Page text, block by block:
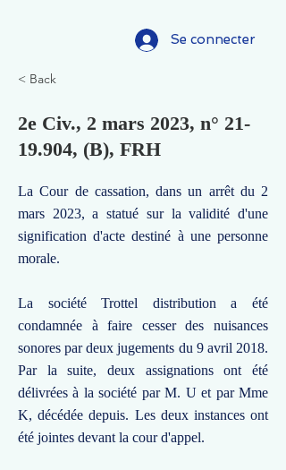
Se connecter
< Back
2e Civ., 2 mars 2023, n° 21-
19.904, (B), FRH
La Cour de cassation, dans un arrêt du 2
mars 2023, a statué sur la validité d'une
signification d'acte destiné à une personne
morale.
La société Trottel distribution a été
condamnée à faire cesser des nuisances
sonores par deux jugements du 9 avril 2018.
Par la suite, deux assignations ont été
délivrées à la société par M. U et par Mme
K, décédée depuis. Les deux instances ont
été jointes devant la cour d'appel.